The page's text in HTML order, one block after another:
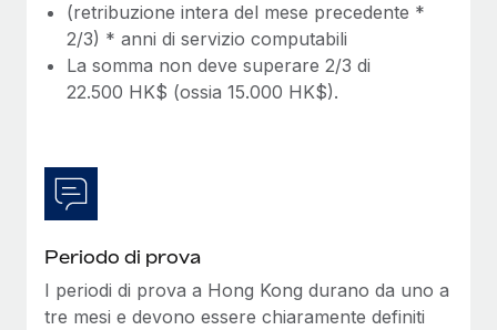
(retribuzione intera del mese precedente *
2/3) * anni di servizio computabili
La somma non deve superare 2/3 di
22.500 HK$ (ossia 15.000 HK$).
Periodo di prova
I periodi di prova a Hong Kong durano da uno a
tre mesi e devono essere chiaramente definiti